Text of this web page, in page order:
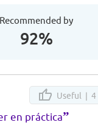
Recommended by
92%
Useful | 4
en práctica”